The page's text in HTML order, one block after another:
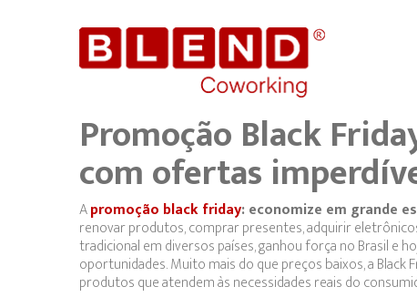
Promoção Black
com ofertas
Apromoção black friday: economize em grande
renovar produtos, comprar presentes, adquirir
tradicional em diversos países, ganhou força no Brasil e
oportunidades. Muito mais do que preços baixos, a
produtos que atendem às necessidades reais do